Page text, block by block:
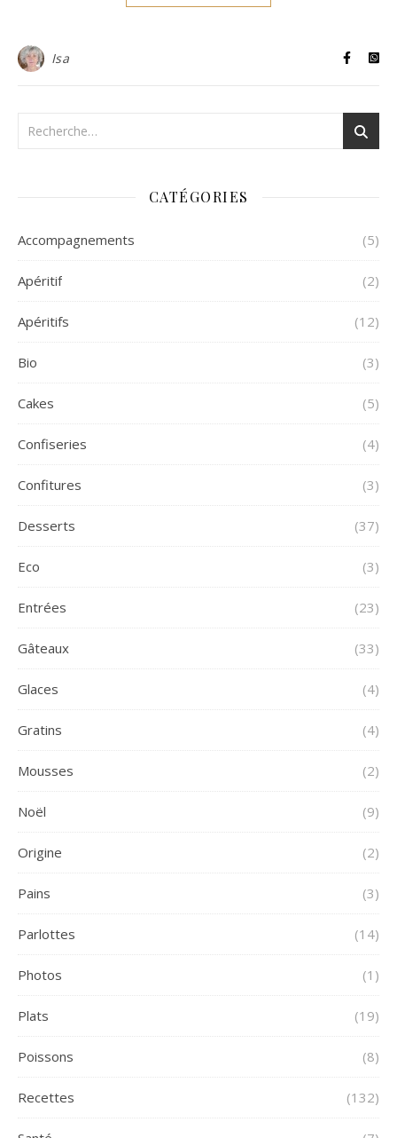
Isa
CATÉGORIES
Accompagnements (5)
Apéritif (2)
Apéritifs (12)
Bio (3)
Cakes (5)
Confiseries (4)
Confitures (3)
Desserts (37)
Eco (3)
Entrées (23)
Gâteaux (33)
Glaces (4)
Gratins (4)
Mousses (2)
Noël (9)
Origine (2)
Pains (3)
Parlottes (14)
Photos (1)
Plats (19)
Poissons (8)
Recettes (132)